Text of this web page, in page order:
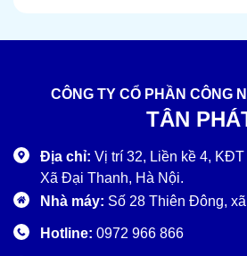
CÔNG TY CỔ PHẦN CÔNG
TÂN
Địa chỉ: Vị trí 32, Liền kề 4,
Xã Đại Thanh, Hà Nội.
Nhà máy: Số 28 Thiên Đông,
Hotline: 0972 966 866